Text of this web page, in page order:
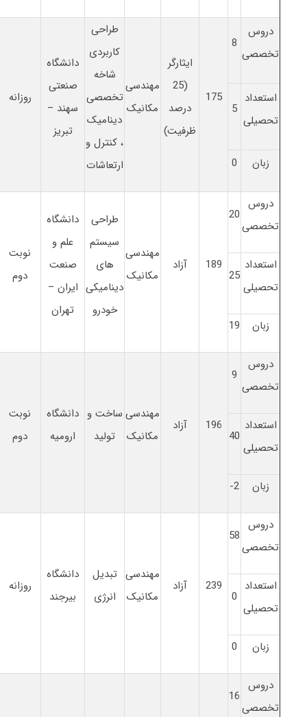
دروس
تخصصی
8
175
ایثارگر
(25
درصد
ظرفیت)
مهندسی
مکانیک
طراحی
کاربردی
شاخه
تخصصی
دینامیک
، کنترل و
ارتعاشات
دانشگاه
صنعتی
سهند –
تبریز
روزانه
استعداد
تحصیلی
5
زبان 0
دروس
تخصصی
20
189 آزاد
مهندسی
مکانیک
طراحی
سیستم
های
دینامیکی
خودرو
دانشگاه
علم و
صنعت
ایران –
تهران
نوبت
دوم
استعداد
تحصیلی
25
زبان 19
دروس
تخصصی
9
196 آزاد
مهندسی
مکانیک
ساخت و
تولید
دانشگاه
ارومیه
نوبت
دوم
استعداد
تحصیلی
40
زبان 2-
دروس
تخصصی
58
239 آزاد
مهندسی
مکانیک
تبدیل
انرژی
دانشگاه
بیرجند
روزانه
استعداد
تحصیلی
0
زبان 0
دروس
تخصصی
16